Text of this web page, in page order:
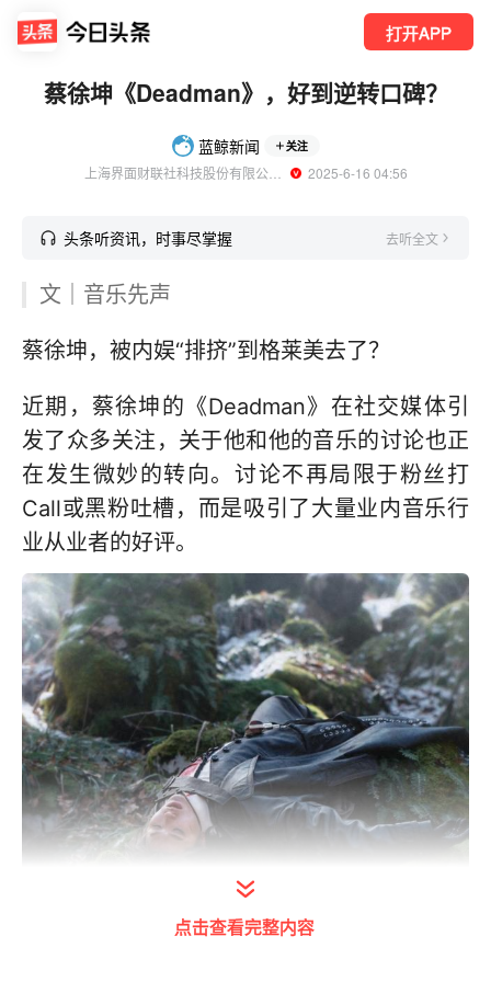
打开APP
蔡徐坤《Deadman》，好到逆转口碑？
蓝鲸新闻 关注
上海界面财联社科技股份有限公司旗下账号
  2025-6-16 04:56
头条听资讯，时事尽掌握 去听全文
文｜音乐先声
蔡徐坤，被内娱“排挤”到格莱美去了？
近期，蔡徐坤的《Deadman》在社交媒体引
发了众多关注，关于他和他的音乐的讨论也正
在发生微妙的转向。讨论不再局限于粉丝打
Call或黑粉吐槽，而是吸引了大量业内音乐行
业从业者的好评。
点击查看完整内容